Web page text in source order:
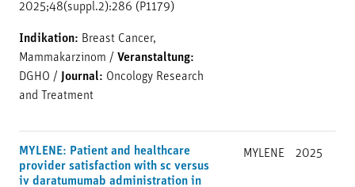
2025;48(suppl.2):286 (P1179)
Indikation: Breast Cancer,
Mammakarzinom / Veranstaltung:
DGHO / Journal: Oncology Research
and Treatment
MYLENE: Patient and healthcare
provider satisfaction with sc versus
iv daratumumab administration in
MYLENE 2025